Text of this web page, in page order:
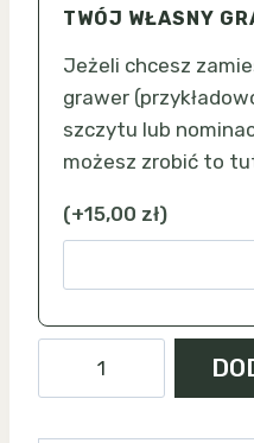
TWÓJ WŁASNY
Jeżeli chcesz
grawer
szczytu lub
możesz zrobić to
(+15,00 zł)